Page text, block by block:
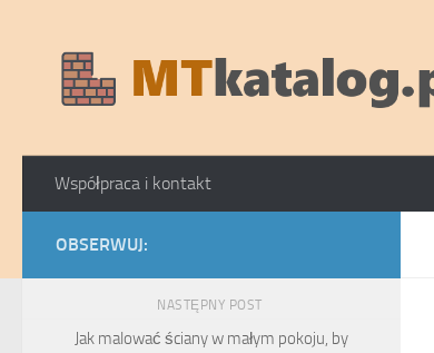
Współpraca i kontakt
OBSERWUJ:
NASTĘPNY POST
Jak malować ściany w małym pokoju, by